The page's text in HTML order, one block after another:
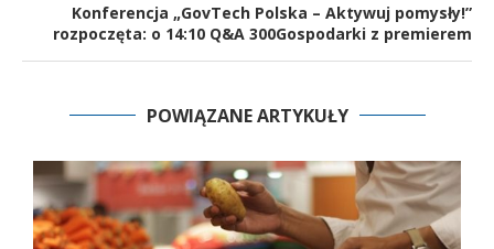
Konferencja „GovTech Polska – Aktywuj pomysły!”
rozpoczęta: o 14:10 Q&A 300Gospodarki z premierem
POWIĄZANE ARTYKUŁY